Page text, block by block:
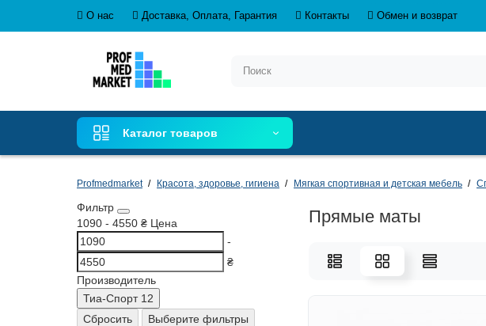
О нас Доставка, Оплата, Гарантия Контакты Обмен и возврат
Каталог товаров
Profmedmarket Красота, здоровье, гигиена Мягкая спортивная и детская мебель
Фильтр
1090 - 4550 ₴ Цена
-
₴
Производитель
Тиа-Спорт 12
Сбросить
Выберите фильтры
Прямые маты